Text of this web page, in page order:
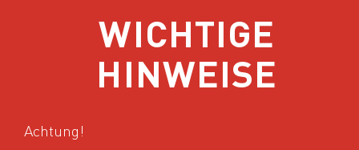
Aktuelles Tag der Daseinsvorsorge
WICHTIGE
HINWEISE
Achtung!